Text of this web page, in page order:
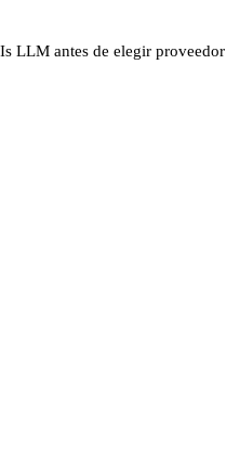
LLM antes de elegir proveedor